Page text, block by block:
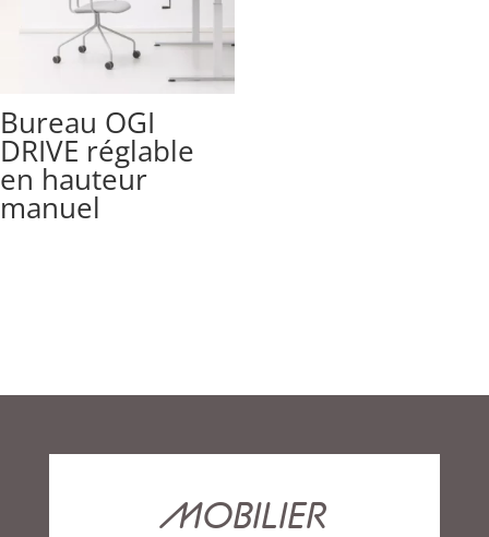
Bureau OGI
DRIVE réglable
en hauteur
manuel
MOBILIER